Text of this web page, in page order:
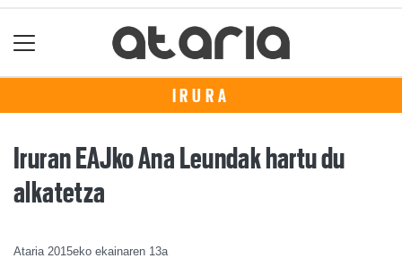
IRURA
Iruran EAJko Ana Leundak hartu du
alkatetza
Ataria 2015eko ekainaren 13a